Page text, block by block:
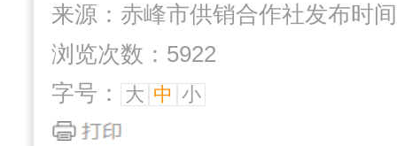
来源：赤峰市供销合作社发布时
浏览次数：5922
字号：
大 中 小